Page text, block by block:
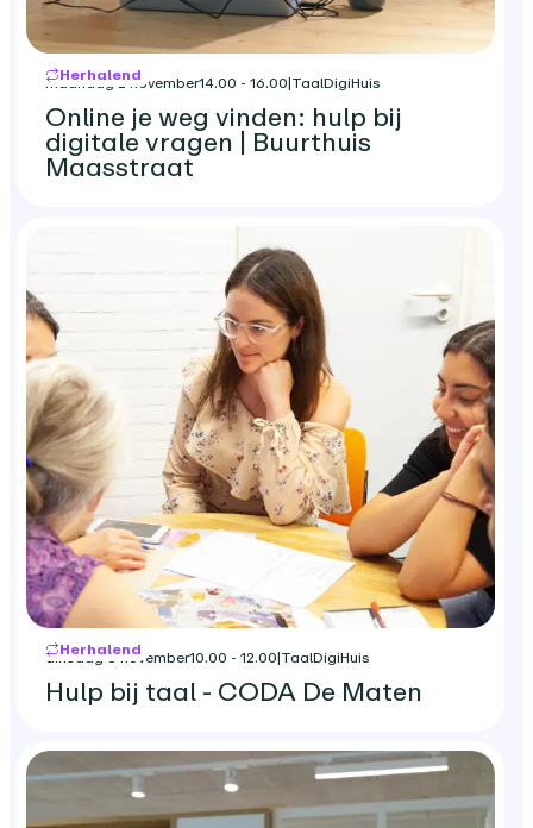
Herhalend
maandag 2 november14.00 - 16.00|TaalDigiHuis
Online je weg vinden: hulp bij
digitale vragen | Buurthuis
Maasstraat
Herhalend
dinsdag 3 november10.00 - 12.00|TaalDigiHuis
Hulp bij taal - CODA De Maten